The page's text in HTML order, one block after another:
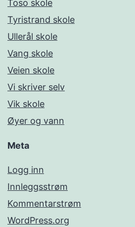
Toso skole
Tyristrand skole
Ullerål skole
Vang skole
Veien skole
Vi skriver selv
Vik skole
Øyer og vann
Meta
Logg inn
Innleggsstrøm
Kommentarstrøm
WordPress.org